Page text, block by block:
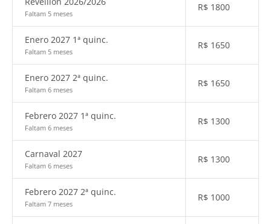
Faltam 5 meses
R$ 1800
Enero 2027 1ª quinc.
Faltam 5 meses
R$ 1650
Enero 2027 2ª quinc.
Faltam 6 meses
R$ 1650
Febrero 2027 1ª quinc.
Faltam 6 meses
R$ 1300
Carnaval 2027
Faltam 6 meses
R$ 1300
Febrero 2027 2ª quinc.
Faltam 7 meses
R$ 1000